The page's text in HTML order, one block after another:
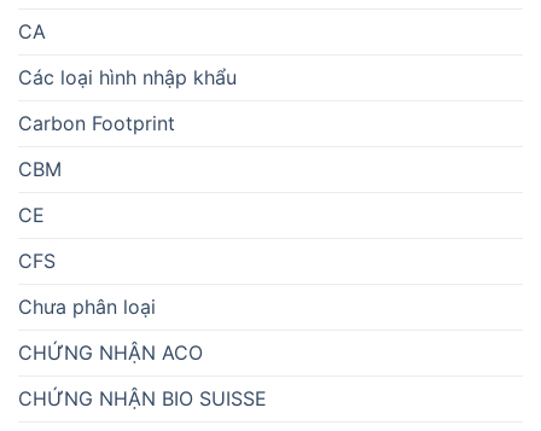
CA
Các loại hình nhập khẩu
Carbon Footprint
CBM
CE
CFS
Chưa phân loại
CHỨNG NHẬN ACO
CHỨNG NHẬN BIO SUISSE